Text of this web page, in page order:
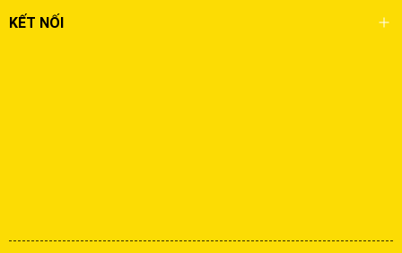
KẾT NỐI